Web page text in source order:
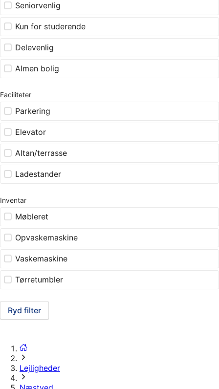
Seniorvenlig
Kun for studerende
Delevenlig
Almen bolig
Faciliteter
Parkering
Elevator
Altan/terrasse
Ladestander
Inventar
Møbleret
Opvaskemaskine
Vaskemaskine
Tørretumbler
Ryd filter
Lejligheder